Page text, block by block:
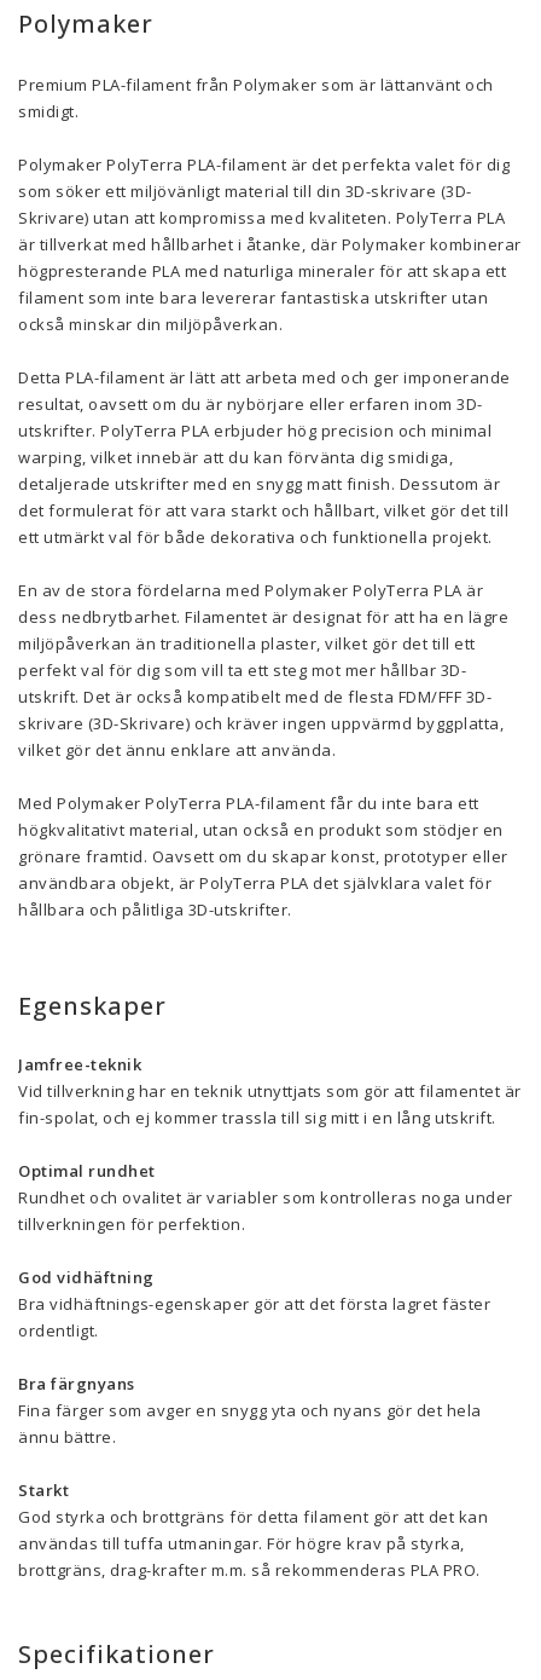
Polymaker
Premium PLA-filament från Polymaker som är lättanvänt och
smidigt.
Polymaker PolyTerra PLA-filament är det perfekta valet för dig
som söker ett miljövänligt material till din 3D-skrivare (3D-
Skrivare) utan att kompromissa med kvaliteten. PolyTerra PLA
är tillverkat med hållbarhet i åtanke, där Polymaker kombinerar
högpresterande PLA med naturliga mineraler för att skapa ett
filament som inte bara levererar fantastiska utskrifter utan
också minskar din miljöpåverkan.
Detta PLA-filament är lätt att arbeta med och ger imponerande
resultat, oavsett om du är nybörjare eller erfaren inom 3D-
utskrifter. PolyTerra PLA erbjuder hög precision och minimal
warping, vilket innebär att du kan förvänta dig smidiga,
detaljerade utskrifter med en snygg matt finish. Dessutom är
det formulerat för att vara starkt och hållbart, vilket gör det till
ett utmärkt val för både dekorativa och funktionella projekt.
En av de stora fördelarna med Polymaker PolyTerra PLA är
dess nedbrytbarhet. Filamentet är designat för att ha en lägre
miljöpåverkan än traditionella plaster, vilket gör det till ett
perfekt val för dig som vill ta ett steg mot mer hållbar 3D-
utskrift. Det är också kompatibelt med de flesta FDM/FFF 3D-
skrivare (3D-Skrivare) och kräver ingen uppvärmd byggplatta,
vilket gör det ännu enklare att använda.
Med Polymaker PolyTerra PLA-filament får du inte bara ett
högkvalitativt material, utan också en produkt som stödjer en
grönare framtid. Oavsett om du skapar konst, prototyper eller
användbara objekt, är PolyTerra PLA det självklara valet för
hållbara och pålitliga 3D-utskrifter.
Egenskaper
Jamfree-teknik
Vid tillverkning har en teknik utnyttjats som gör att filamentet är
fin-spolat, och ej kommer trassla till sig mitt i en lång utskrift.
Optimal rundhet
Rundhet och ovalitet är variabler som kontrolleras noga under
tillverkningen för perfektion.
God vidhäftning
Bra vidhäftnings-egenskaper gör att det första lagret fäster
ordentligt.
Bra färgnyans
Fina färger som avger en snygg yta och nyans gör det hela
ännu bättre.
Starkt
God styrka och brottgräns för detta filament gör att det kan
användas till tuffa utmaningar. För högre krav på styrka,
brottgräns, drag-krafter m.m. så rekommenderas PLA PRO.
Specifikationer